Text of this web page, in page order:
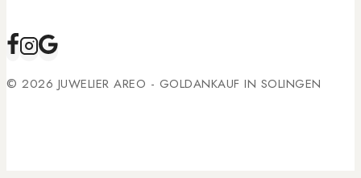
© 2026 JUWELIER AREO - GOLDANKAUF IN SOLINGEN